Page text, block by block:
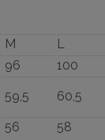
M L
96 100
59,5 60,5
56 58